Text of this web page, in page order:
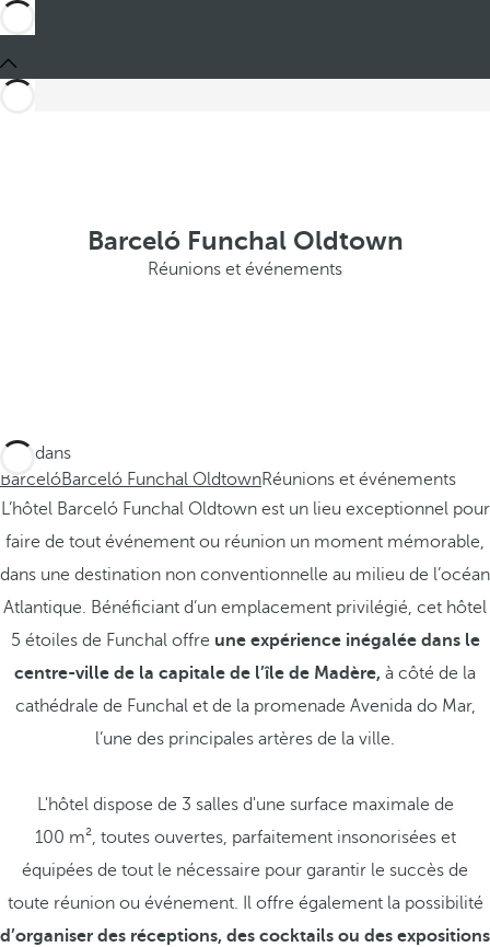
Barceló Funchal Oldtown
Réunions et événements
Ces dans
BarcelóBarceló Funchal OldtownRéunions et événements
L’hôtel Barceló Funchal Oldtown est un lieu exceptionnel pour
faire de tout événement ou réunion un moment mémorable,
dans une destination non conventionnelle au milieu de l’océan
Atlantique. Bénéficiant d’un emplacement privilégié, cet hôtel
5 étoiles de Funchal offre une expérience inégalée dans le
centre-ville de la capitale de l’île de Madère, à côté de la
cathédrale de Funchal et de la promenade Avenida do Mar,
l’une des principales artères de la ville.
L'hôtel dispose de 3 salles d'une surface maximale de
100 m², toutes ouvertes, parfaitement insonorisées et
équipées de tout le nécessaire pour garantir le succès de
toute réunion ou événement. Il offre également la possibilité
d’organiser des réceptions, des cocktails ou des expositions